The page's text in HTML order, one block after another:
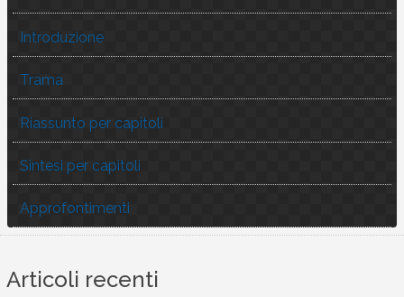
Introduzione
Trama
Riassunto per capitoli
Sintesi per capitoli
Approfontimenti
Articoli recenti